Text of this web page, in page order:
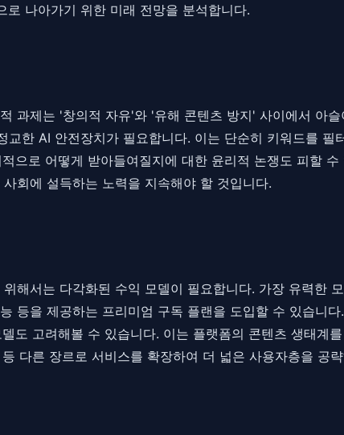
나아가기 위한 미래 전망을 분석합니다.
과제는 '창의적 자유'와 '유해 콘텐츠 방지' 사이에서 아
한 AI 안전장치가 필요합니다. 이는 단순히 키워드를 필
으로 어떻게 받아들여질지에 대한 윤리적 논쟁도 피할
회에 설득하는 노력을 지속해야 할 것입니다.
해서는 다각화된 수익 모델이 필요합니다. 가장 유력한
등을 제공하는 프리미엄 구독 플랜을 도입할 수 있습니
도 고려해볼 수 있습니다. 이는 플랫폼의 콘텐츠 생태계
다른 장르로 서비스를 확장하여 더 넓은 사용자층을 공